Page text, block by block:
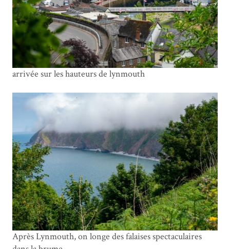
arrivée sur les hauteurs de lynmouth
Après Lynmouth, on longe des falaises spectaculaires